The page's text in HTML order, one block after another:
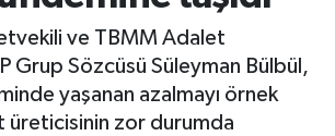
ve TBMM Adalet
Grup Sözcüsü Süleyman Bülbül,
yaşanan azalmayı örnek
zor durumda